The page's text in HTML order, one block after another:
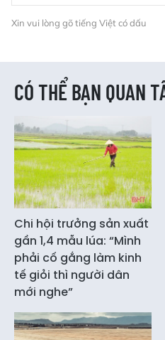
Xin vui lòng gõ tiếng Việt có dấu
CÓ THỂ BẠN QUAN
Chi hội trưởng sản xuất
gần 1,4 mẫu lúa: “Mình
phải cố gắng làm kinh
tế giỏi thì người dân
mới nghe”